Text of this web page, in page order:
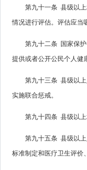
第九十一条 县级以
情况进行评估。评估应当
第九十二条 国家保
提供或者公开公民个人健
第九十三条 县级以
实施联合惩戒。
第九十四条 县级以
第九十五条 县级以
标准制定和医疗卫生评价